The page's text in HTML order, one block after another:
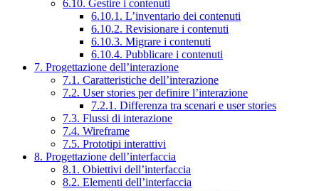
6.10. Gestire i contenuti
6.10.1. L’inventario dei contenuti
6.10.2. Revisionare i contenuti
6.10.3. Migrare i contenuti
6.10.4. Pubblicare i contenuti
7. Progettazione dell’interazione
7.1. Caratteristiche dell’interazione
7.2. User stories per definire l’interazione
7.2.1. Differenza tra scenari e user stories
7.3. Flussi di interazione
7.4. Wireframe
7.5. Prototipi interattivi
8. Progettazione dell’interfaccia
8.1. Obiettivi dell’interfaccia
8.2. Elementi dell’interfaccia